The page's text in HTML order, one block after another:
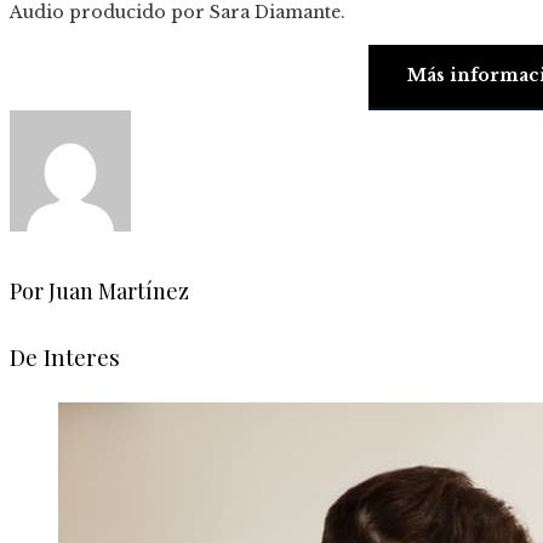
Audio producido por Sara Diamante.
Más
Por Juan Martínez
De Interes